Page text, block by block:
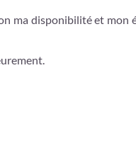
ma disponibilité et mon